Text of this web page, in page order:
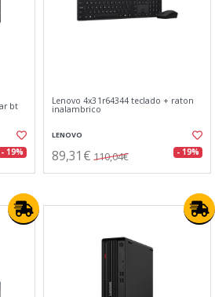
bt
- 19%
Lenovo 4x31r64344 teclado + raton
inalambrico
LENOVO
89,31€ 110,04€ - 19%